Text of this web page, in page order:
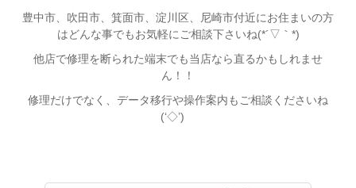
豊中市、吹田市、箕面市、淀川区、尼崎市付近にお住まいの方
はどんな事でもお気軽にご相談下さいね(*´▽｀*)
他店で修理を断られた端末でも当店なら直るかもしれませ
ん！！
修理だけでなく、データ移行や操作案内もご相談くださいね
(‘◇’)ゞ